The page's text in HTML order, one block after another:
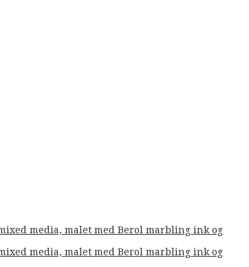
media, malet med Berol marbling ink og
media, malet med Berol marbling ink og